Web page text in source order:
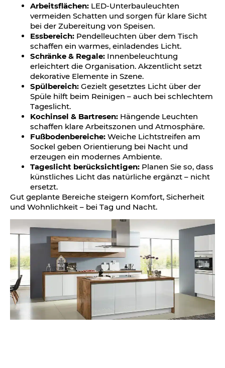
Arbeitsflächen: LED-Unterbauleuchten
vermeiden Schatten und sorgen für klare Sicht
bei der Zubereitung von Speisen.
Essbereich: Pendelleuchten über dem Tisch
schaffen ein warmes, einladendes Licht.
Schränke & Regale: Innenbeleuchtung
erleichtert die Organisation. Akzentlicht setzt
dekorative Elemente in Szene.
Spülbereich: Gezielt gesetztes Licht über der
Spüle hilft beim Reinigen – auch bei schlechtem
Tageslicht.
Kochinsel & Bartresen: Hängende Leuchten
schaffen klare Arbeitszonen und Atmosphäre.
Fußbodenbereiche: Weiche Lichtstreifen am
Sockel geben Orientierung bei Nacht und
erzeugen ein modernes Ambiente.
Tageslicht berücksichtigen: Planen Sie so, dass
künstliches Licht das natürliche ergänzt – nicht
ersetzt.
Gut geplante Bereiche steigern Komfort, Sicherheit
und Wohnlichkeit – bei Tag und Nacht.